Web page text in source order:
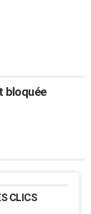
bloquée
CLICS